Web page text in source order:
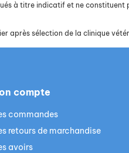
à titre indicatif et ne
après sélection de la clinique
compte
commandes
retours de marchandise
avoirs